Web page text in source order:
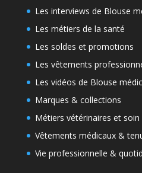
Les interviews de Blouse
Les métiers de la santé
Les soldes et promotions
Les vêtements
Les vidéos de Blouse
Marques & collections
Métiers vétérinaires et
Vêtements médicaux &
Vie professionnelle &